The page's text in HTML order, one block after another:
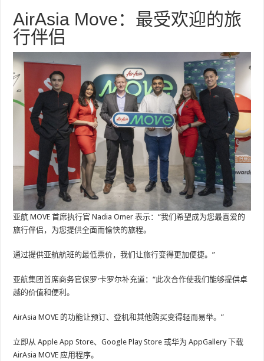
AirAsia Move：最受欢迎的旅
行伴侣
亚航 MOVE 首席执行官 Nadia Omer 表示：“我们希望成为您最喜爱的
旅行伴侣，为您提供全面而愉快的旅程。
通过提供亚航航班的最低票价，我们让旅行变得更加便捷。”
亚航集团首席商务官保罗·卡罗尔补充道：“此次合作使我们能够提供卓
越的价值和便利。
AirAsia MOVE 的功能让预订、登机和其他购买变得轻而易举。”
立即从 Apple App Store、Google Play Store 或华为 AppGallery 下载
AirAsia MOVE 应用程序。